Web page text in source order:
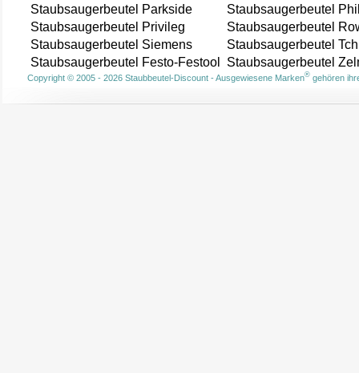
Staubsaugerbeutel Parkside
Staubsaugerbeutel
Staubsaugerbeutel Privileg
Staubsaugerbeutel
Staubsaugerbeutel Siemens
Staubsaugerbeutel
Staubsaugerbeutel Festo-Festool
Staubsaugerbeutel
Copyright © 2005 - 2026 Staubbeutel-Discount - Ausgewiesene Marken®gehören